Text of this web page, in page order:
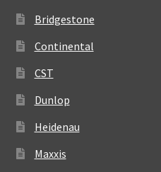
Bridgestone
Continental
CST
Dunlop
Heidenau
Maxxis